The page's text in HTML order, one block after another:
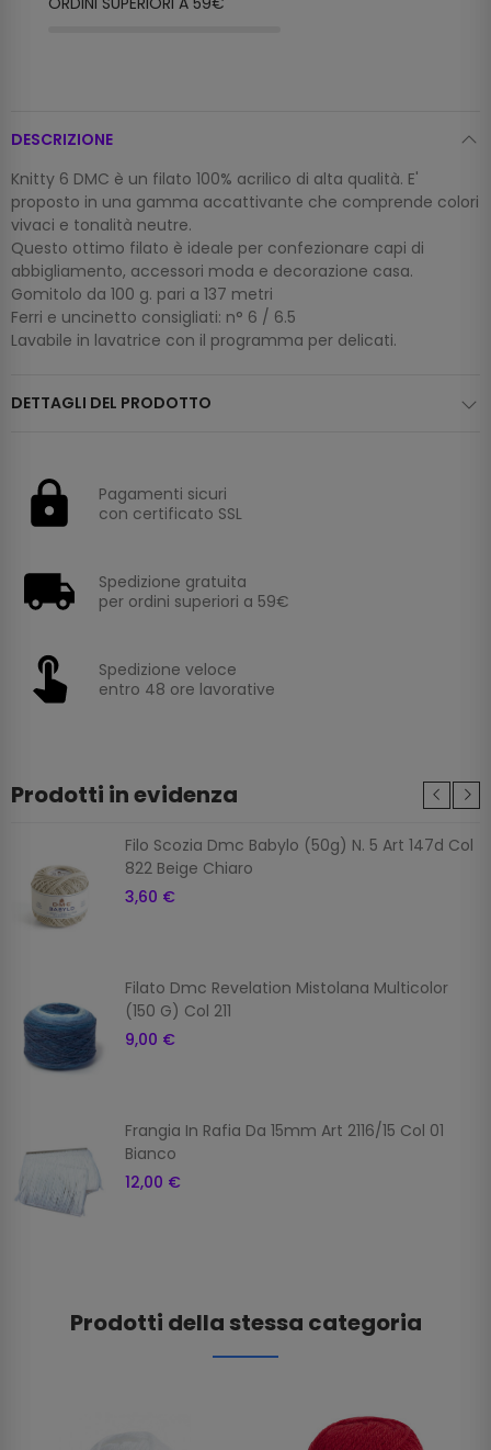
DESCRIZIONE
Knitty 6 DMC è un filato 100% acrilico di alta qualità. E'
proposto in una gamma accattivante che comprende colori
vivaci e tonalità neutre.
Questo ottimo filato è ideale per confezionare capi di
abbigliamento, accessori moda e decorazione casa.
Gomitolo da 100 g. pari a 137 metri
Ferri e uncinetto consigliati: n° 6 / 6.5
Lavabile in lavatrice con il programma per delicati.
DETTAGLI DEL PRODOTTO
Pagamenti sicuri
con certificato SSL
Spedizione gratuita
per ordini superiori a 59€
Spedizione veloce
entro 48 ore lavorative
Prodotti in evidenza
Filo Scozia Dmc Babylo (50g) N. 5 Art 147d Col
822 Beige Chiaro
3,60 €
Filato Dmc Revelation Mistolana Multicolor
(150 G) Col 211
9,00 €
Frangia In Rafia Da 15mm Art 2116/15 Col 01
Bianco
12,00 €
Prodotti della stessa categoria